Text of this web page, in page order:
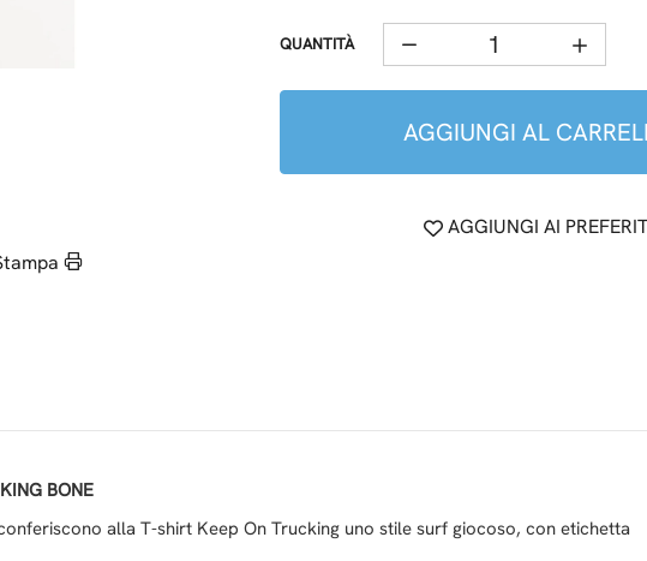
QUANTITÀ
AGGIUNGI AL
AGGIUNGI AI
BONE
alla T-shirt Keep On Trucking uno stile surf giocoso, con etichetta